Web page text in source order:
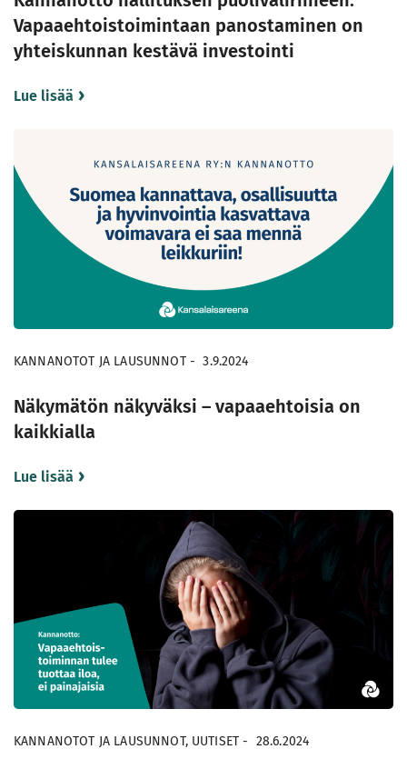
Vapaaehtoistoimintaan panostaminen on
yhteiskunnan kestävä investointi
Lue lisää
KANNANOTOT JA LAUSUNNOT- 3.9.2024
Näkymätön näkyväksi – vapaaehtoisia on
kaikkialla
Lue lisää
KANNANOTOT JA LAUSUNNOT, UUTISET - 28.6.2024